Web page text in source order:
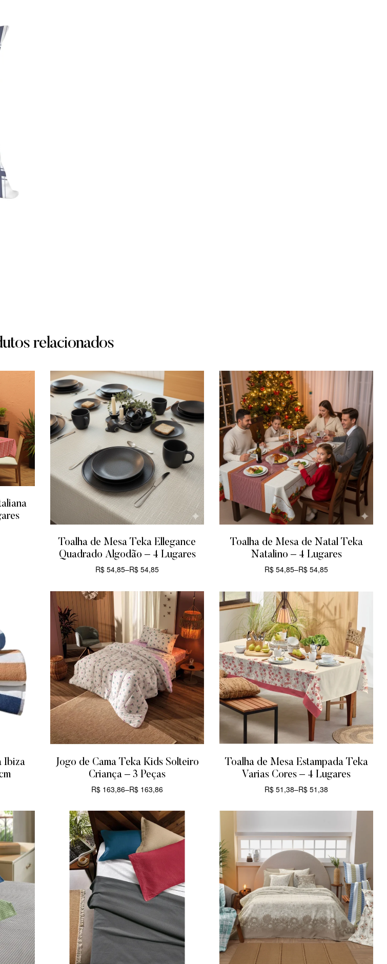
relacionados
Toalha de Mesa Teka Ellegance
Quadrado Algodão – 4 Lugares
R$ 54,85–R$ 54,85
Toalha de Mesa de Natal Teka
Natalino – 4 Lugares
R$ 54,85–R$ 54,85
Ibiza
Jogo de Cama Teka Kids Solteiro
Criança – 3 Peças
R$ 163,86–R$ 163,86
Toalha de Mesa Estampada Teka
Varias Cores – 4 Lugares
R$ 51,38–R$ 51,38